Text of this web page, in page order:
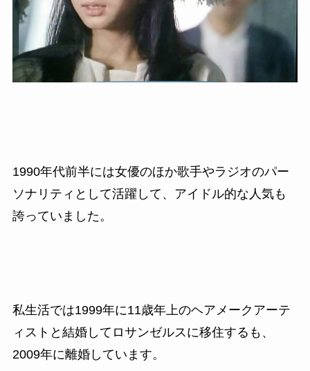
1990年代前半には女優のほか歌手やラジオのパー
ソナリティとして活躍して、アイドル的な人気も
誇っていました。
私生活では1999年に11歳年上のヘアメークアーテ
ィストと結婚してロサンゼルスに移住するも、
2009年に離婚しています。